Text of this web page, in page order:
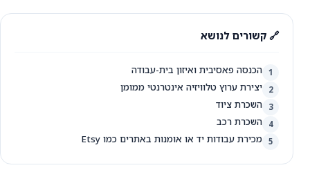
🔗 קשורים לנושא
1 הכנסה פאסיבית ואיזון בית-עבודה
2 יצירת ערוץ טלוויזיה אינטרנטי ממומן
3 השכרת ציוד
4 השכרת רכב
5 מכירת עבודות יד או אומנות באתרים כמו Etsy